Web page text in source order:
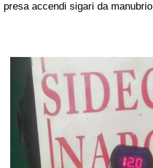
presa accendi sigari da manubrio